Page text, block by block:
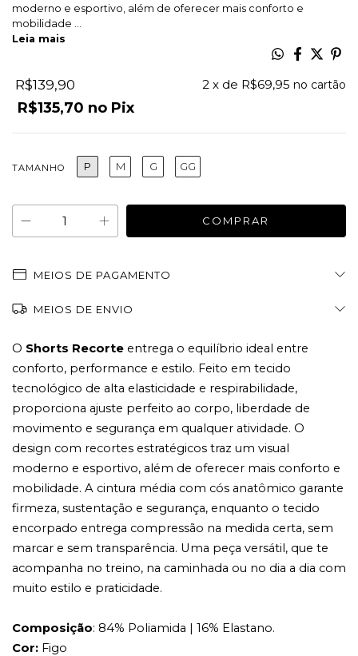
moderno e esportivo, além de oferecer mais conforto e
mobilidade ...
Leia mais
R$139,90 2 x de R$69,95
R$135,70 Pix
TAMANHO P M G GG
MEIOS DE PAGAMENTO
MEIOS DE ENVIO
O Shorts Recorte entrega o equilíbrio ideal entre
conforto, performance e estilo. Feito em tecido
tecnológico de alta elasticidade e respirabilidade,
proporciona ajuste perfeito ao corpo, liberdade de
movimento e segurança em qualquer atividade. O
design com recortes estratégicos traz um visual
moderno e esportivo, além de oferecer mais conforto e
mobilidade. A cintura média com cós anatômico garante
firmeza, sustentação e segurança, enquanto o tecido
encorpado entrega compressão na medida certa, sem
marcar e sem transparência. Uma peça versátil, que te
acompanha no treino, na caminhada ou no dia a dia com
muito estilo e praticidade.
Composição: 84% Poliamida | 16% Elastano.
Cor: Figo